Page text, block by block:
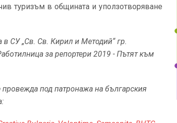
туризъм в общината и уползотворяване
в СУ „Св. Св. Кирил и Методий“ гр.
за репортери 2019 - Пътят към
под патронажа на българския